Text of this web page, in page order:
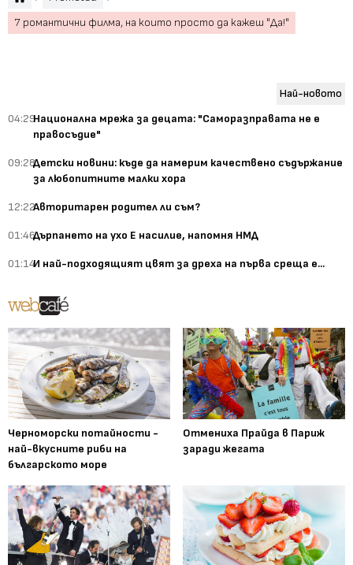
7 романтични филма, на които просто да кажеш "Да!"
Най-новото
04:29Национална мрежа за децата: "Саморазправата не е
правосъдие"
09:28Детски новини: къде да намерим качествено съдържание
за любопитните малки хора
12:22Авторитарен родител ли съм?
01:46Дърпането на ухо Е насилие, напомня НМД
01:14И най-подходящият цвят за дреха на първа среща е...
Черноморски потайности -
най-вкусните риби на
българското море
Отмениха Прайда в Париж
заради жегата